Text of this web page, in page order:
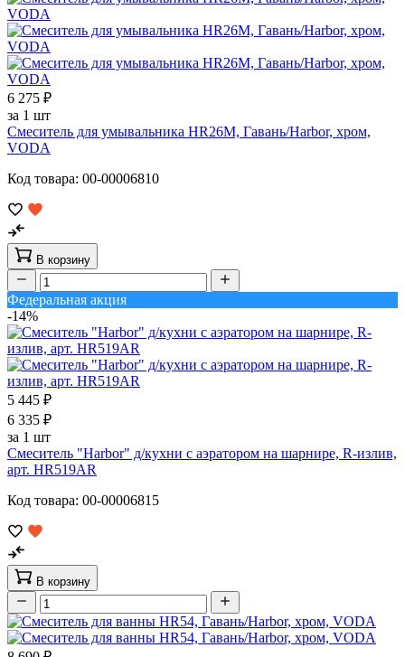
6 275 ₽
за 1 шт
Смеситель для умывальника HR26M, Гавань/Harbor, хром,
VODA
Код товара: 00-00006810
В корзину
Федеральная акция
-14%
5 445 ₽
6 335 ₽
за 1 шт
Смеситель "Harbor" д/кухни с аэратором на шарнире, R-излив,
арт. HR519AR
Код товара: 00-00006815
В корзину